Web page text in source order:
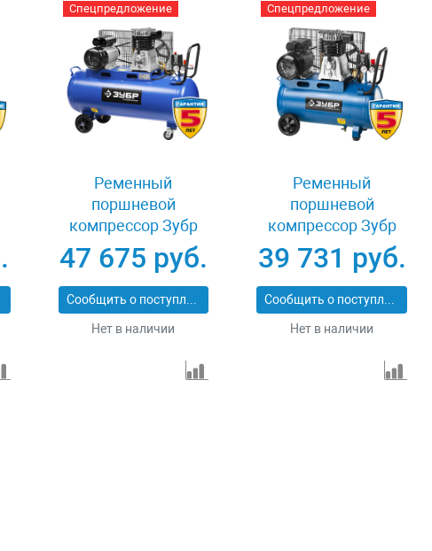
Спецпредложение
Ременный
поршневой
компрессор Зубр
ЭКСПЕРТ ЗКПМ-440-
100-Р-2.2
47 675 руб.
Сообщить о поступлении
Нет в наличии
Спецпредложение
Ременный
поршневой
компрессор Зубр
ЭКСПЕРТ ЗКПМ-440-
50-Р-2.2
39 731 руб.
Сообщить о поступлении
Нет в наличии